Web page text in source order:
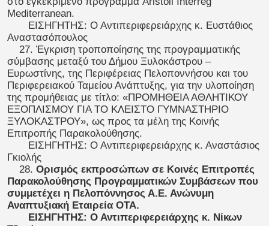
Mediterranean.
ΕΙΣΗΓΗΤΗΣ: Ο Αντιπεριφερειάρχης κ. Ευστάθιος
Αναστασόπουλος
27. Έγκριση τροποποίησης της προγραμματικής
σύμβασης μεταξύ του Δήμου Ξυλοκάστρου –
Ευρωστίνης, της Περιφέρειας Πελοποννήσου και του
Περιφερειακού Ταμείου Ανάπτυξης, για την υλοποίηση
της προμήθειας με τίτλο: «ΠΡΟΜΗΘΕΙΑ ΑΘΛΗΤΙΚΟΥ
ΕΞΟΠΛΙΣΜΟΥ ΓΙΑ ΤΟ ΚΛΕΙΣΤΟ ΓΥΜΝΑΣΤΗΡΙΟ
ΞΥΛΟΚΑΣΤΡΟΥ», ως προς τα μέλη της Κοινής
Επιτροπής Παρακολούθησης.
ΕΙΣΗΓΗΤΗΣ: Ο Αντιπεριφερειάρχης κ. Αναστάσιος
Γκιολής
28. Ορισμός εκπροσώπων σε Κοινές Επιτροπές
Παρακολούθησης Προγραμματικών Συμβάσεων που
συμμετέχει η Πελοπόννησος Α.Ε. Ανώνυμη
Αναπτυξιακή Εταιρεία ΟΤΑ.
ΕΙΣΗΓΗΤΗΣ: Ο Αντιπεριφερειάρχης κ. Νίκων